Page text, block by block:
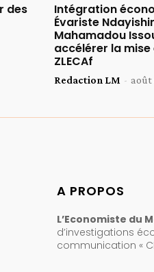
des
Intégration
Évariste
Mahamadou
accélérer la
ZLECAf
Redaction LM - août
A PROPOS
L’Economiste du
d’investigations
communication «